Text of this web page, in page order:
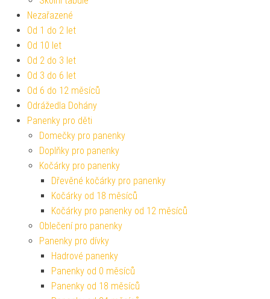
Nezařazené
Od 1 do 2 let
Od 10 let
Od 2 do 3 let
Od 3 do 6 let
Od 6 do 12 měsíců
Odrážedla Dohány
Panenky pro děti
Domečky pro panenky
Doplňky pro panenky
Kočárky pro panenky
Dřevěné kočárky pro panenky
Kočárky od 18 měsíců
Kočárky pro panenky od 12 měsíců
Oblečení pro panenky
Panenky pro dívky
Hadrové panenky
Panenky od 0 měsíců
Panenky od 18 měsíců